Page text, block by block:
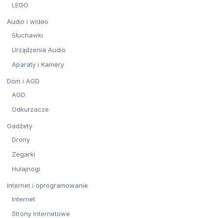
LEGO
Audio i wideo
Słuchawki
Urządzenia Audio
Aparaty i Kamery
Dom i AGD
AGD
Odkurzacze
Gadżety
Drony
Zegarki
Hulajnogi
Internet i oprogramowanie
Internet
Strony Internetowe